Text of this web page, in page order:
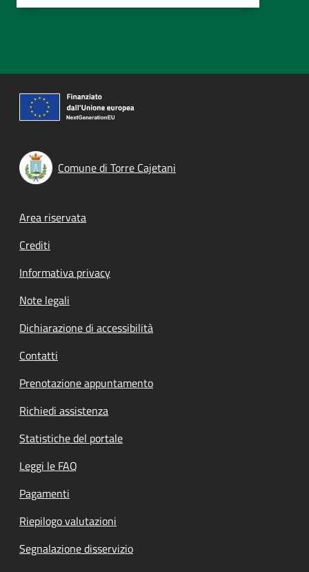
Comune di Torre Cajetani
Footer menu
Area riservata
Crediti
Informativa privacy
Note legali
Dichiarazione di accessibilità
Contatti
Prenotazione appuntamento
Richiedi assistenza
Statistiche del portale
Leggi le FAQ
Pagamenti
Riepilogo valutazioni
Segnalazione disservizio